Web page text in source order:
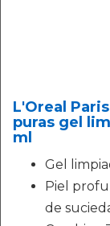
L'Oreal
puras gel
ml
Gel
Piel
de